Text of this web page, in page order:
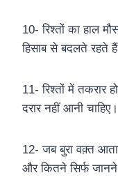
10- रिश्तों का हाल
हिसाब से बदलते रहते
11- रिश्तों में तकरार
दरार नहीं आनी चाहिए।
12- जब बुरा वक़्त
और कितने सिर्फ जानने